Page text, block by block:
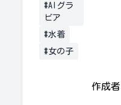
#AIグラ
ビア
#水着
#女の子
作成